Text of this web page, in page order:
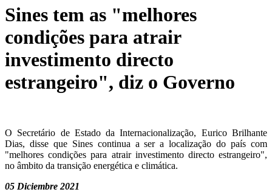
Sines tem as "melhores
condições para atrair
investimento directo
estrangeiro", diz o Governo
O Secretário de Estado da Internacionalização, Eurico Brilhante
Dias, disse que Sines continua a ser a localização do país com
"melhores condições para atrair investimento directo estrangeiro",
no âmbito da transição energética e climática.
05 Diciembre 2021